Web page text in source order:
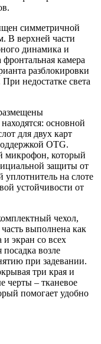
симметричной
В верхней части
динамика и
камера
разблокировки
недостатке света
основной
для двух карт
OTG.
микрофон, который
защиты от
уплотнитель на слоте
устойчивости от
чехол,
выполнена как
экран со всех
возле
при задевании.
три края и
черты – тканевое
помогает удобно